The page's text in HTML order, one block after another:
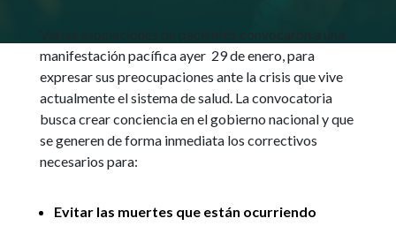
Varias asociaciones de pacientes convocaron a una
manifestación pacífica ayer 29 de enero, para
expresar sus preocupaciones ante la crisis que vive
actualmente el sistema de salud. La convocatoria
busca crear conciencia en el gobierno nacional y que
se generen de forma inmediata los correctivos
necesarios para:
Evitar las muertes que están ocurriendo